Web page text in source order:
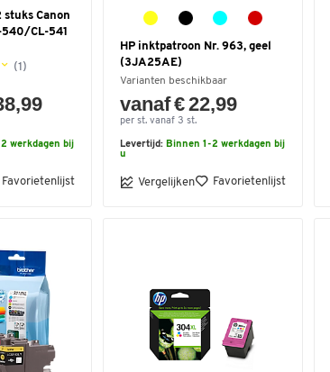
stuks Canon
CL-541
(1)
werkdagen bij
Favorietenlijst
HP inktpatroon Nr. 963, geel
(3JA25AE)
Varianten beschikbaar
vanaf € 22,99
per st. vanaf 3 st.
Levertijd: Binnen 1-2 werkdagen bij
u
Vergelijken Favorietenlijst